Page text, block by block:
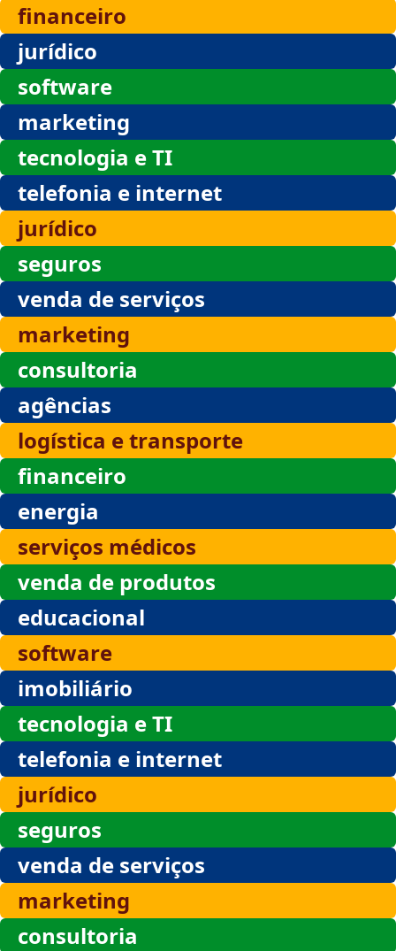
financeiro
jurídico
software
marketing
tecnologia e TI
telefonia e internet
jurídico
seguros
venda de serviços
marketing
consultoria
agências
logística e transporte
financeiro
energia
serviços médicos
venda de produtos
educacional
software
imobiliário
tecnologia e TI
telefonia e internet
jurídico
seguros
venda de serviços
marketing
consultoria